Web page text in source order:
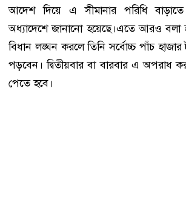
আদেশ দিয়ে এ সীমানার পরিধি
অধ্যাদেশে জানানো হয়েছে।এতে আরও
বিধান লঙ্ঘন করলে তিনি সর্বোচ্চ পাঁচ
পড়বেন। দ্বিতীয়বার বা বারবার এ অপরাধ
পেতে হবে।